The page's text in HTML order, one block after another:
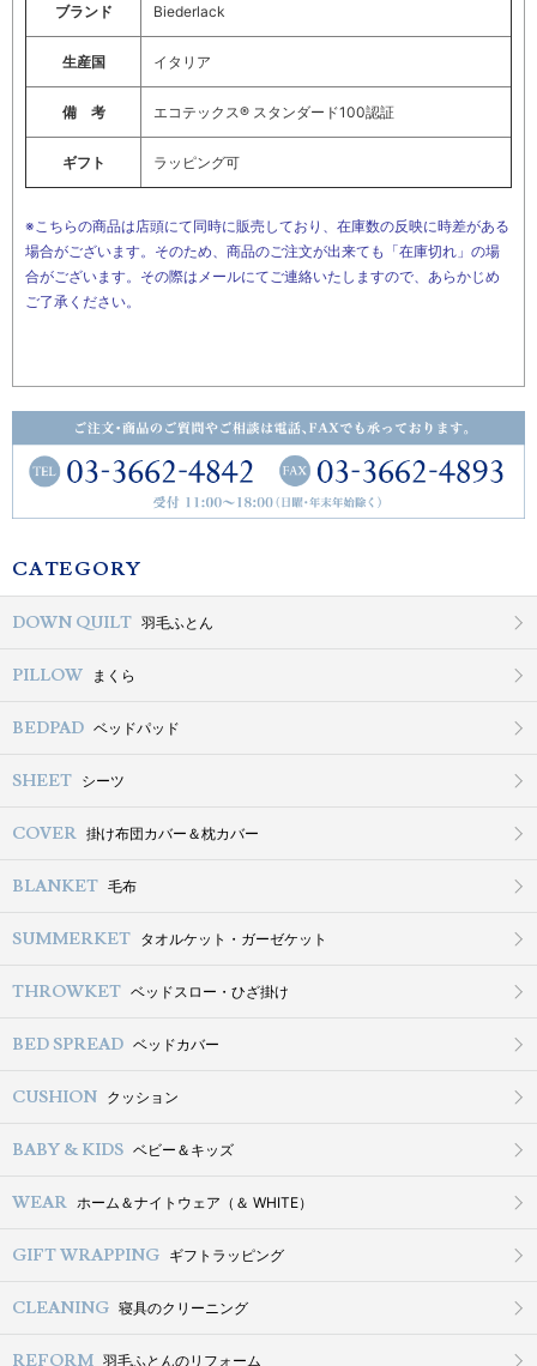
ブランド Biederlack
生産国 イタリア
備 考 エコテックス® スタンダード100認証
ギフト ラッピング可
※こちらの商品は店頭にて同時に販売しており、在庫数の反映に時差がある
場合がございます。そのため、商品のご注文が出来ても「在庫切れ」の場
合がございます。その際はメールにてご連絡いたしますので、あらかじめ
ご了承ください。
CATEGORY
DOWN QUILT 羽毛ふとん
PILLOW まくら
BEDPAD ベッドパッド
SHEET シーツ
COVER 掛け布団カバー＆枕カバー
BLANKET 毛布
SUMMERKET タオルケット・ガーゼケット
THROWKET ベッドスロー・ひざ掛け
BED SPREAD ベッドカバー
CUSHION クッション
BABY & KIDS ベビー＆キッズ
WEAR ホーム＆ナイトウェア（＆ WHITE）
GIFT WRAPPING ギフトラッピング
CLEANING 寝具のクリーニング
REFORM 羽毛ふとんのリフォーム